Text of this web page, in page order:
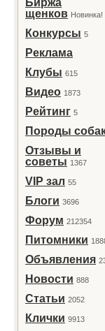
Биржа
щенков Новинка!
Конкурсы 5
Реклама
Клубы 615
Видео 1873
Рейтинг 5
Породы
Отзывы и
советы 1367
VIP зал 55
Блоги 3696
Форум 212354
Питомники
Объявления
Новости 888
Статьи 2052
Клички 9913